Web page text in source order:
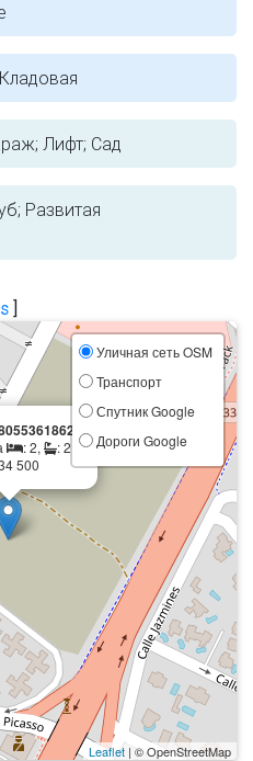
Кладовая
Лифт; Сад
Развитая
]
: 2,
: 2,
500
×
Уличная сеть OSM
Транспорт
Спутник Google
Дороги Google
Leaflet | © OpenStreetMap